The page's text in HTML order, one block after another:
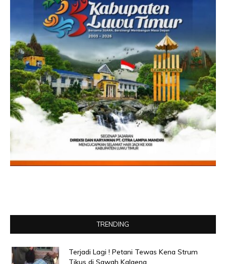
TRENDING
Terjadi Lagi ! Petani Tewas Kena Strum
Tikus di Sawah Kalaena